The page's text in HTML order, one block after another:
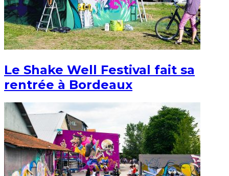
Le Shake Well Festival fait sa
rentrée à Bordeaux